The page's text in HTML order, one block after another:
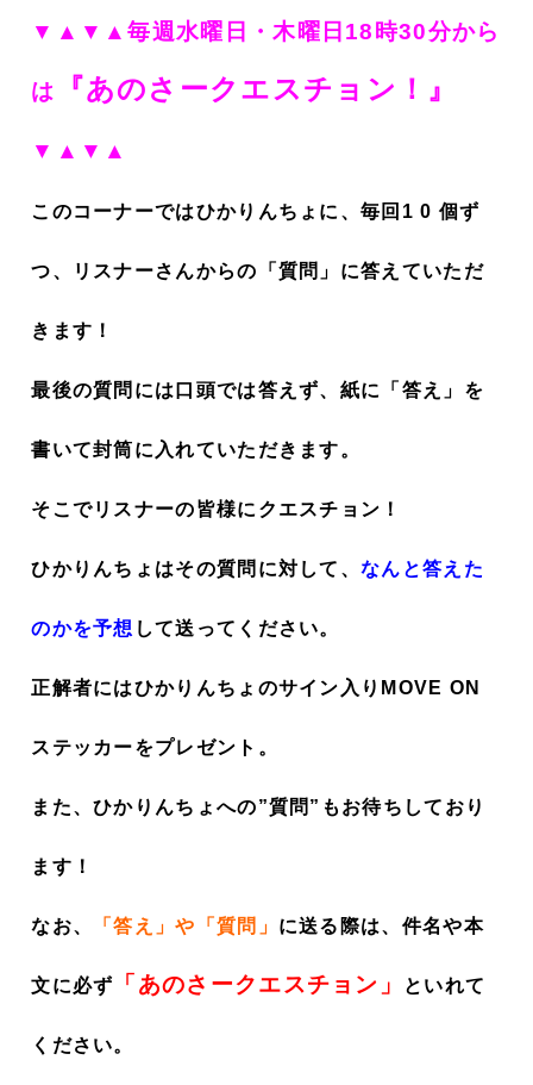
▼▲▼▲毎週水曜日・木曜日18時30分から
は 『あのさークエスチョン！ 』
▼▲▼▲
このコーナーではひかりんちょに、毎回1 0 個ず
つ、リスナーさんからの「質問」に答えていただ
きます！
最後の質問には口頭では答えず、紙に「答え」を
書いて封筒に入れていただきます。
そこでリスナーの皆様にクエスチョン！
ひかりんちょはその質問に対して、なんと答えた
のかを予想 して送ってください。
正解者にはひかりんちょのサイン入りMOVE ON
ステッカーをプレゼント。
また、ひかりんちょへの”質問”もお待ちしており
ます！
なお、 「答え」や「質問」 に送る際は、件名や本
文に必ず 「あのさークエスチョン」 といれて
ください。